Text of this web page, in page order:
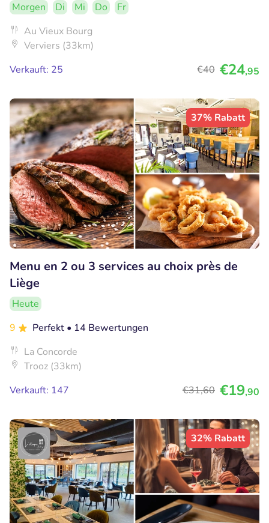
Morgen Di Mi Do
Fr
Au Vieux Bourg
Verviers (33km)
Verkauft: 25
€40 €24,95
37% Rabatt
Menu en 2 ou 3 services au choix près de
Liège
Heute
9
Perfekt • 14 Bewertungen
La Concorde
Trooz (33km)
Verkauft: 147
€31,60 €19,90
32% Rabatt